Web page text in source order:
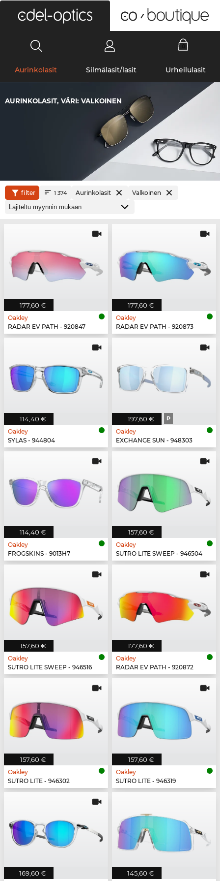
Aurinkolasit Silmälasit/lasit Urheilulasit
AURINKOLASIT, VÄRI: VALKOINEN
filter 1 374 Aurinkolasit Valkoinen
177,60 €
Oakley
RADAR EV PATH - 920847
177,60 €
Oakley
RADAR EV PATH - 920873
114,40 €
Oakley
SYLAS - 944804
197,60 € P
Oakley
EXCHANGE SUN - 948303
114,40 €
Oakley
FROGSKINS - 9013H7
157,60 €
Oakley
SUTRO LITE SWEEP - 946504
157,60 €
Oakley
SUTRO LITE SWEEP - 946516
177,60 €
Oakley
RADAR EV PATH - 920872
157,60 €
Oakley
SUTRO LITE - 946302
157,60 €
Oakley
SUTRO LITE - 946319
169,60 € 145,60 €